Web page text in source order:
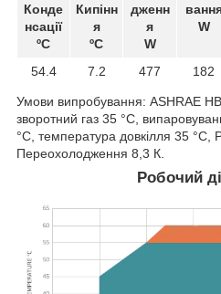
Конде
нсації
ºC
Кипінн
я
ºC
дженн
я
W
W
54.4 7.2 477 182
Умови випробування: ASHRAE
зворотний газ 35 °C,
°C, температура довкілля 35 °C,
Переохолодження 8,3 К.
Робочий